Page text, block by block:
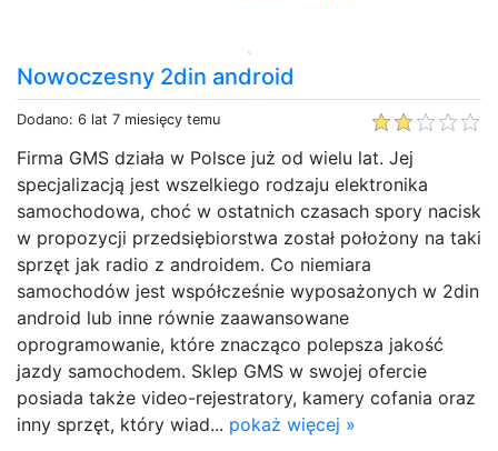
Nowoczesny 2din android
Dodano: 6 lat 7 miesięcy temu
Firma GMS działa w Polsce już od wielu lat. Jej
specjalizacją jest wszelkiego rodzaju elektronika
samochodowa, choć w ostatnich czasach spory nacisk
w propozycji przedsiębiorstwa został położony na taki
sprzęt jak radio z androidem. Co niemiara
samochodów jest współcześnie wyposażonych w 2din
android lub inne równie zaawansowane
oprogramowanie, które znacząco polepsza jakość
jazdy samochodem. Sklep GMS w swojej ofercie
posiada także video-rejestratory, kamery cofania oraz
inny sprzęt, który wiad... pokaż więcej »